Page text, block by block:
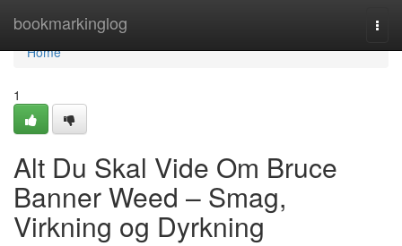
bookmarkinglog
Home
Home
1
Alt Du Skal Vide Om Bruce
Banner Weed – Smag,
Virkning og Dyrkning